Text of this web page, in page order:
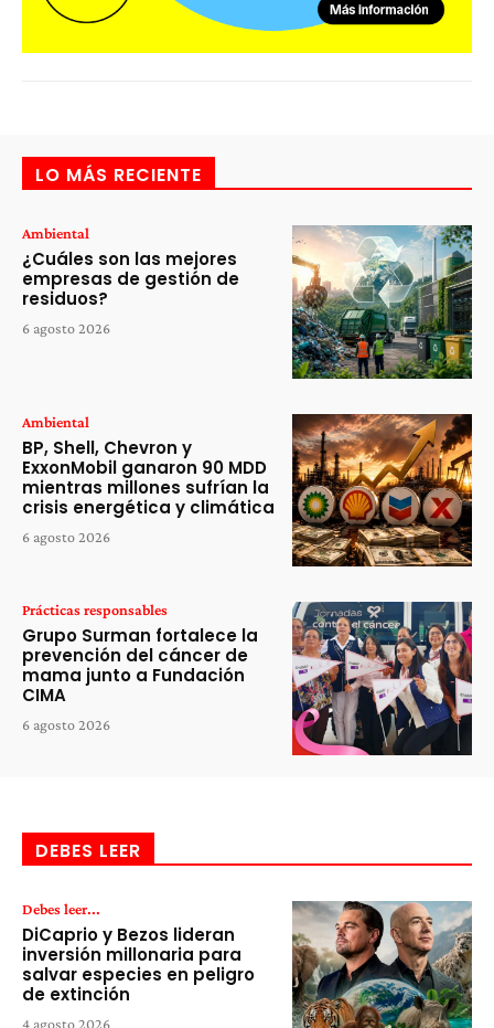
LO MÁS RECIENTE
Ambiental
¿Cuáles son las mejores
empresas de gestión de
residuos?
6 agosto 2026
Ambiental
BP, Shell, Chevron y
ExxonMobil ganaron 90 MDD
mientras millones sufrían la
crisis energética y climática
6 agosto 2026
Prácticas responsables
Grupo Surman fortalece la
prevención del cáncer de
mama junto a Fundación
CIMA
6 agosto 2026
DEBES LEER
Debes leer...
DiCaprio y Bezos lideran
inversión millonaria para
salvar especies en peligro
de extinción
4 agosto 2026